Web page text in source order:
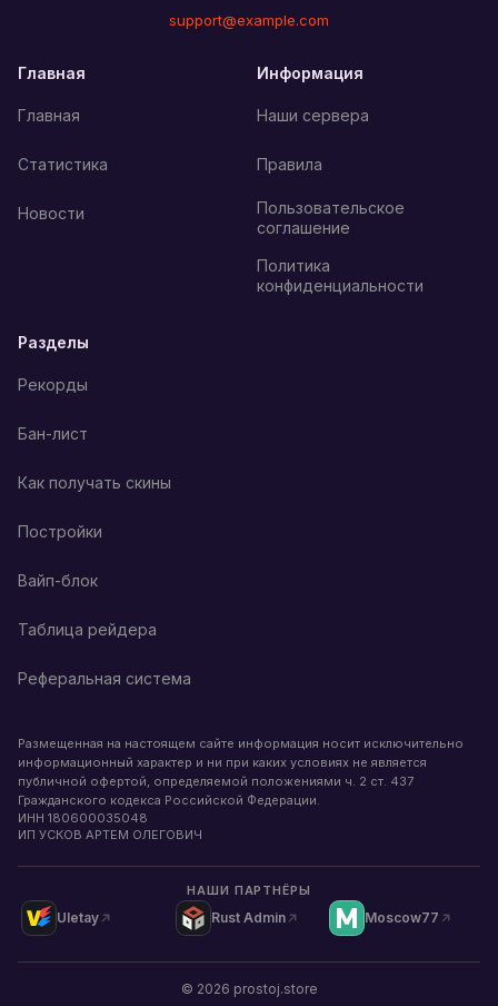
support@example.com
Главная
Главная
Статистика
Новости
Информация
Наши сервера
Правила
Пользовательское
соглашение
Политика
конфиденциальности
Разделы
Рекорды
Бан-лист
Как получать скины
Постройки
Вайп-блок
Таблица рейдера
Реферальная система
Размещенная на настоящем сайте информация носит исключительно
информационный характер и ни при каких условиях не является
публичной офертой, определяемой положениями ч. 2 ст. 437
Гражданского кодекса Российской Федерации.
ИНН 180600035048
ИП УСКОВ АРТЕМ ОЛЕГОВИЧ
НАШИ ПАРТНЁРЫ
Uletay Rust Admin Moscow77
© 2026 prostoj.store